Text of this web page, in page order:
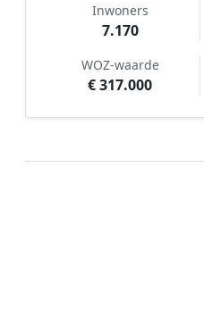
Inwoners
7.170
WOZ-waarde
€ 317.000